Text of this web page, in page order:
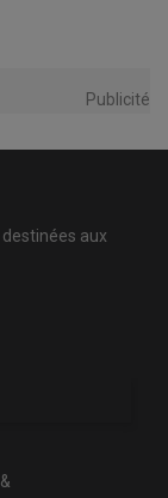
Publicité
aux